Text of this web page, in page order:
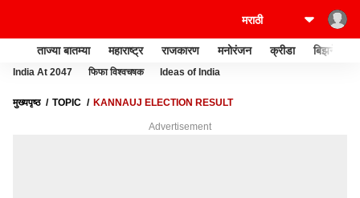
ताज्या बातम्या महाराष्ट्र राजकारण मनोरंजन क्रीडा बिझनेस
India At 2047 फिफा विश्वचषक Ideas of India
मुख्यपृष्ठ TOPIC KANNAUJ ELECTION RESULT
Advertisement